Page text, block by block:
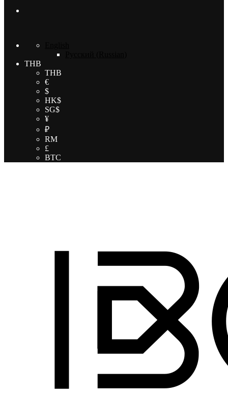
THB
THB
€
$
HK$
SG$
¥
₽
RM
£
BTC